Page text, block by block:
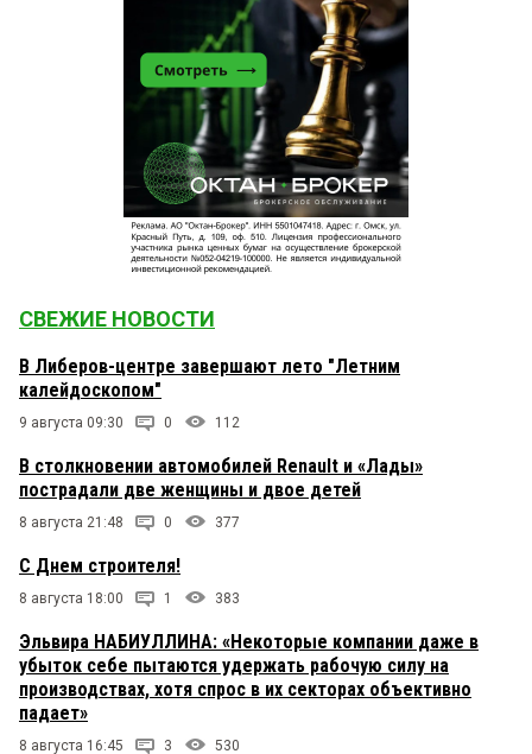
СВЕЖИЕ НОВОСТИ
В Либеров-центре завершают лето "Летним
калейдоскопом"
9 августа 09:30 0 112
В столкновении автомобилей Renault и «Лады»
пострадали две женщины и двое детей
8 августа 21:48 0 377
С Днем строителя!
8 августа 18:00 1 383
Эльвира НАБИУЛЛИНА: «Некоторые компании даже в
убыток себе пытаются удержать рабочую силу на
производствах, хотя спрос в их секторах объективно
падает»
8 августа 16:45 3 530